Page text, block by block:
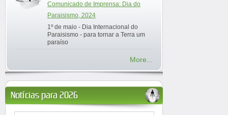
Comunicado de Imprensa: Dia do
Paraisismo, 2024
1º de maio - Dia Internacional do
Paraisismo - para tornar a Terra um
paraíso
More...
Notícias para 2026